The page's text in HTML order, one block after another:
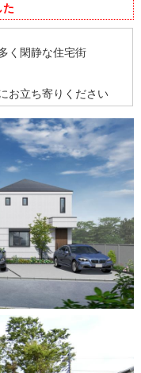
た
く閑静な住宅街
お立ち寄りください